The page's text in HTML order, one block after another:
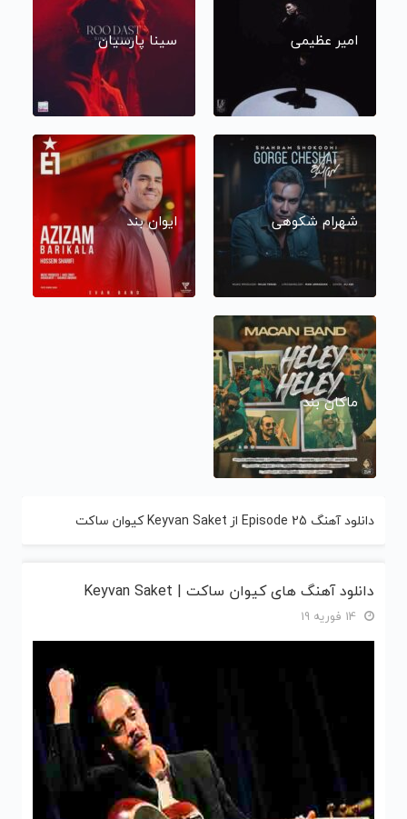
امیر عظیمی سینا پارسیان
شهرام شکوهی ایوان بند
ماکان بند
دانلود آهنگ Episode 25 از Keyvan Saket کیوان ساکت
دانلود آهنگ های کیوان ساکت | Keyvan Saket